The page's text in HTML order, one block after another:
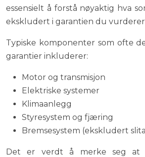
essensielt å forstå nøyaktig hva
ekskludert i garantien du
Typiske komponenter som ofte
garantier inkluderer:
Motor og transmisjon
Elektriske systemer
Klimaanlegg
Styresystem og fjæring
Bremsesystem (ekskludert
Det er verdt å merke seg at